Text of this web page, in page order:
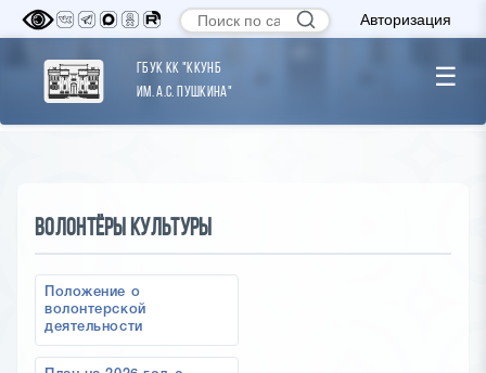
Авторизация
ГБУК КК "ККУНБ
им. А.С. Пушкина"
☰
Волонтёры Культуры
Положение о
волонтерской
деятельности